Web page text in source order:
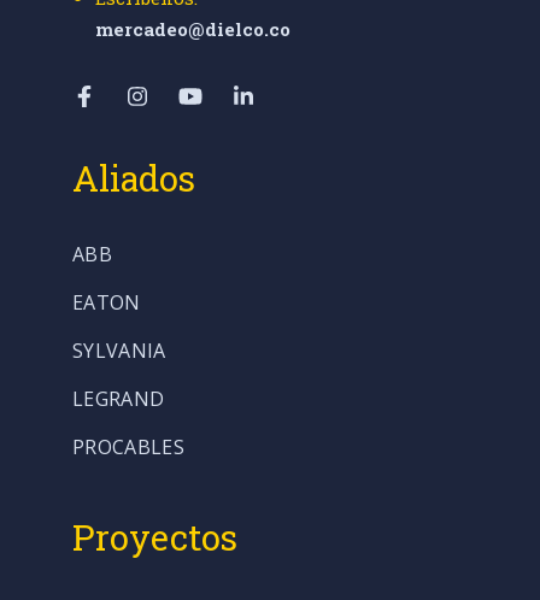
mercadeo@dielco.co
Aliados
ABB
EATON
SYLVANIA
LEGRAND
PROCABLES
Proyectos